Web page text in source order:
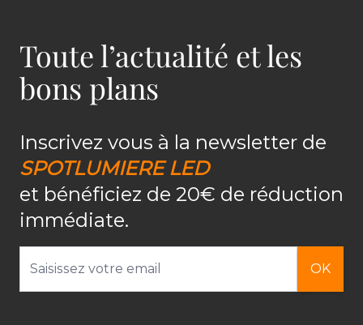
Toute l’actualité et les
bons plans
Inscrivez vous à la newsletter de
SPOTLUMIERE LED
et bénéficiez de 20€ de réduction
immédiate.
OK